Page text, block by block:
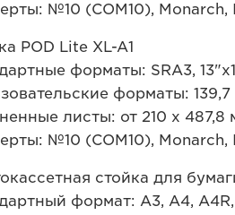
№10 (COM10), Monarch,
POD Lite XL-A1
форматы: SRA3,
форматы:
листы: от 210 x 487,8
№10 (COM10), Monarch,
стойка для
формат: A3, A4, A4R,